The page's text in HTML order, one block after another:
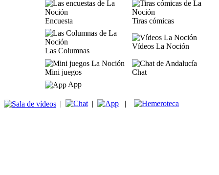
Encuesta Tiras cómicas
Las Columnas
Vídeos La Noción
Mini juegos
Chat
App
| | |